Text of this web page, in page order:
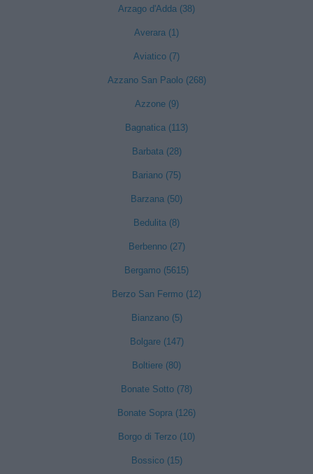
Arzago d'Adda (38)
Averara (1)
Aviatico (7)
Azzano San Paolo (268)
Azzone (9)
Bagnatica (113)
Barbata (28)
Bariano (75)
Barzana (50)
Bedulita (8)
Berbenno (27)
Bergamo (5615)
Berzo San Fermo (12)
Bianzano (5)
Bolgare (147)
Boltiere (80)
Bonate Sotto (78)
Bonate Sopra (126)
Borgo di Terzo (10)
Bossico (15)